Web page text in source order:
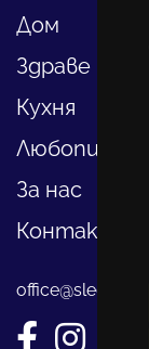
Дом
Здраве
Кухня
Любопитно
За нас
Контакти